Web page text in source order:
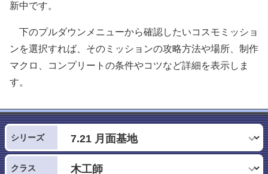
新中です。
下のプルダウンメニューから確認したいコスモミッショ
ンを選択すれば、そのミッションの攻略方法や場所、制作
マクロ、コンプリートの条件やコツなど詳細を表示しま
す。
シリーズ
クラス